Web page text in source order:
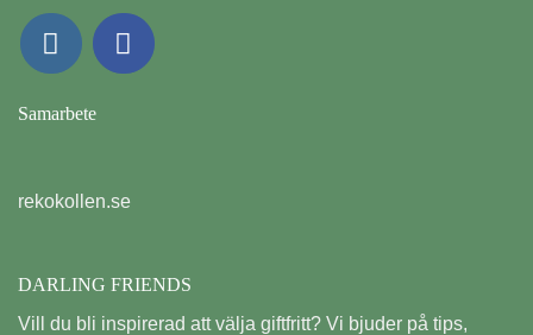
Samarbete
rekokollen.se
DARLING FRIENDS
Vill du bli inspirerad att välja giftfritt? Vi bjuder på tips,